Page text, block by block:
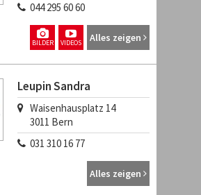
044 295 60 60
Alles zeigen
VIDEOS
BILDER
Leupin Sandra
Waisenhausplatz 14
3011 Bern
031 310 16 77
Alles zeigen